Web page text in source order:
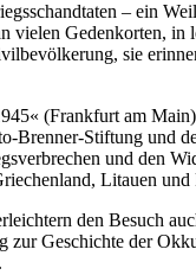
– ein
Gedenkorten, in
sie
(Frankfurt am
Brenner-Stiftung und
und den
Litauen
den Besuch
zur Geschichte der